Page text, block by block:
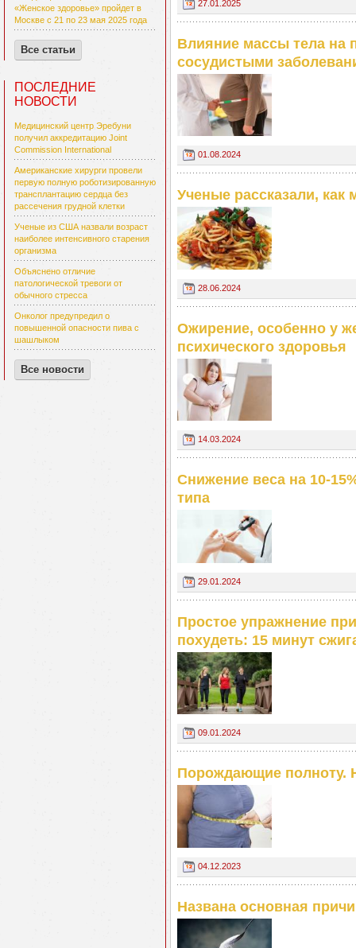
«Женское здоровье» пройдет в
Москве с 21 по 23 мая 2025 года
Все статьи
ПОСЛЕДНИЕ
НОВОСТИ
Медицинский центр Эребуни
получил аккредитацию Joint
Commission International
Американские хирурги провели
первую полную роботизированную
трансплантацию сердца без
рассечения грудной клетки
Ученые из США назвали возраст
наиболее интенсивного старения
организма
Объяснено отличие
патологической тревоги от
обычного стресса
Онколог предупредил о
повышенной опасности пива с
шашлыком
Все новости
27.01.2025
Влияние массы тела на
сосудистыми
01.08.2024
Ученые рассказали,
28.06.2024
Ожирение, особенно у
психического здоровья
14.03.2024
Снижение веса на 10-
типа
29.01.2024
Простое упражнение
похудеть: 15 минут
09.01.2024
Порождающие полноту.
04.12.2023
Названа основная